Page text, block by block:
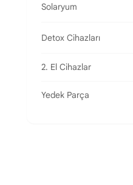
Solaryum
Detox Cihazları
2. El Cihazlar
Yedek Parça